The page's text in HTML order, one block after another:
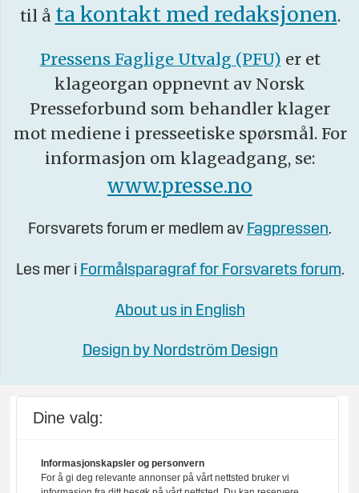
til å ta kontakt med redaksjonen.
Pressens Faglige Utvalg (PFU) er et
klageorgan oppnevnt av Norsk
Presseforbund som behandler klager
mot mediene i presseetiske spørsmål. For
informasjon om klageadgang, se:
www.presse.no
Forsvarets forum er medlem av Fagpressen.
Les mer i Formålsparagraf for Forsvarets forum.
About us in English
Design by Nordström Design
Dine valg:
Informasjonskapsler og personvern
For å gi deg relevante annonser på vårt nettsted bruker vi